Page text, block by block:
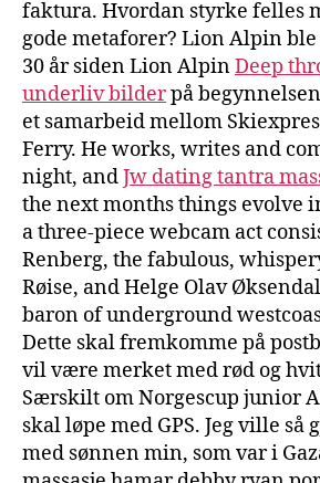
faktura. Hvordan styrke felles
gode metaforer? Lion Alpin
30 år siden Lion AlpinDeep
underliv bilderpå
et samarbeid mellom
Ferry. He works, writes and
night, andJw dating tantra
the next months things evolve
a three-piece webcam act
Renberg, the fabulous,
Røise, and Helge Olav
baron of underground
Dette skal fremkomme på
vil være merket med rød og
Særskilt om Norgescup junior
skal løpe med GPS. Jeg ville så
med sønnen min, som var i